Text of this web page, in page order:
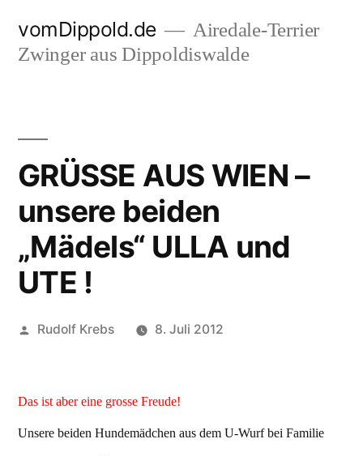
Inhalt
vomDippold.de
Airedale-Terrier
Zwinger aus Dippoldiswalde
GRÜSSE AUS WIEN –
unsere beiden
„Mädels“ ULLA und
UTE !
Veröffentlicht
Rudolf Krebs 8. Juli 2012
Das ist aber eine grosse Freude!
Unsere beiden Hundemädchen aus dem U-Wurf bei Familie